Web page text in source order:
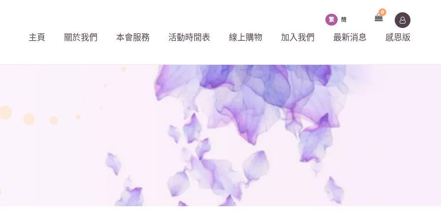
主頁 關於我們 本會服務 活動時間表 線上購物 加入我們 最新消息 感恩版
繁 簡
0